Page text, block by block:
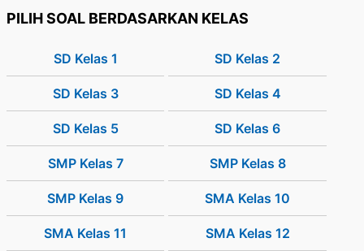
PILIH SOAL BERDASARKAN KELAS
SD Kelas 1 SD Kelas 2
SD Kelas 3 SD Kelas 4
SD Kelas 5 SD Kelas 6
SMP Kelas 7 SMP Kelas 8
SMP Kelas 9 SMA Kelas 10
SMA Kelas 11 SMA Kelas 12